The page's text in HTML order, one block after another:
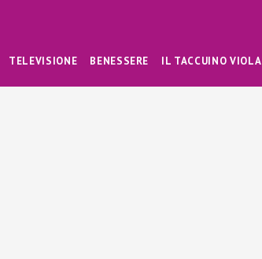
TELEVISIONE BENESSERE IL TACCUINO VIOLA